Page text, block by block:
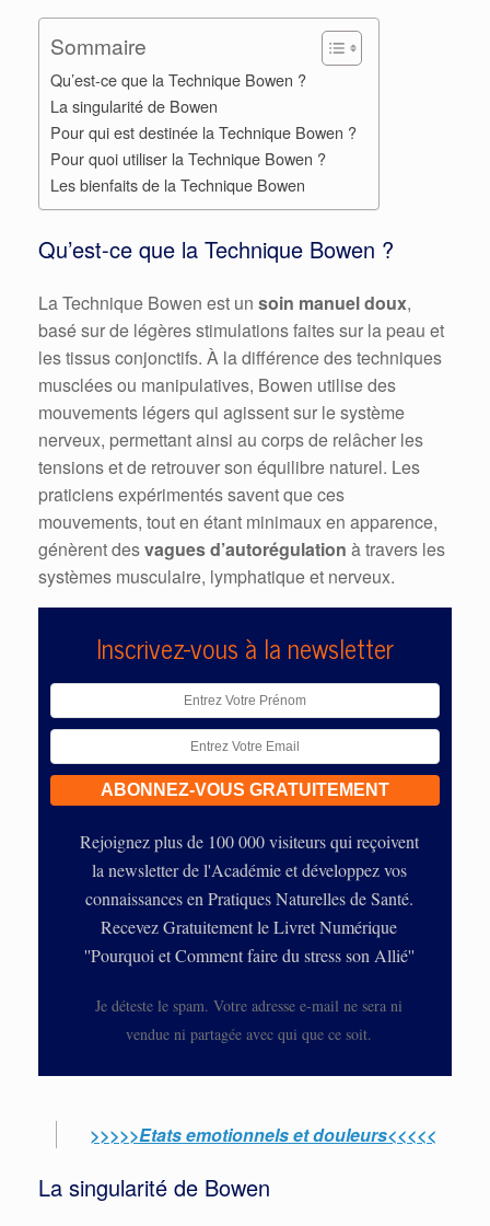
Sommaire
Qu’est-ce que la Technique Bowen ?
La singularité de Bowen
Pour qui est destinée la Technique Bowen ?
Pour quoi utiliser la Technique Bowen ?
Les bienfaits de la Technique Bowen
Qu’est-ce que la Technique Bowen ?
La Technique Bowen est un soin manuel doux,
basé sur de légères stimulations faites sur la peau et
les tissus conjonctifs. À la différence des techniques
musclées ou manipulatives, Bowen utilise des
mouvements légers qui agissent sur le système
nerveux, permettant ainsi au corps de relâcher les
tensions et de retrouver son équilibre naturel. Les
praticiens expérimentés savent que ces
mouvements, tout en étant minimaux en apparence,
génèrent desvagues d’autorégulation à travers les
systèmes musculaire, lymphatique et nerveux.
Inscrivez-vous à la newsletter
Rejoignez plus de 100 000 visiteurs qui reçoivent
la newsletter de l'Académie et développez vos
connaissances en Pratiques Naturelles de Santé.
Recevez Gratuitement le Livret Numérique
''Pourquoi et Comment faire du stress son Allié''
Je déteste le spam. Votre adresse e-mail ne sera ni
vendue ni partagée avec qui que ce soit.
>>>>>Etats emotionnels et douleurs<<<<<
La singularité de Bowen